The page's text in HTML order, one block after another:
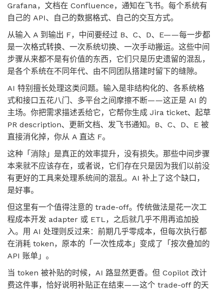
Grafana，文档在 Confluence，通知在飞书。每个系统有
自己的 API、自己的数据格式、自己的交互方式。
从输入 A 到输出 F，中间要经过 B、C、D、E——每一步都
是一次格式转换、一次系统切换、一次手动搬运。这些中间
步骤从来都不是有价值的东西，它们只是历史遗留的混乱，
是各个系统在不同年代、由不同团队搭建时留下的缝隙。
AI 特别擅长处理这类问题。输入是非结构化的、各系统格
式和接口五花八门、多平台之间摩擦不断——这正是 AI 的
主场。你把需求描述丢给它，它帮你生成 Jira ticket、起草
PR description、更新文档、发飞书通知。B、C、D、E 被
直接消化掉，你从 A 直达 F。
这种「消除」是真正的效率提升，没有损失。那些中间步骤
本来就不应该存在，或者说，它们存在只是因为我们以前没
有更好的工具来处理系统间的混乱。AI 补上了这个缺口，
是好事。
但这里有一个值得注意的 trade-off。传统做法是花一次工
程成本开发 adapter 或 ETL，之后就几乎不用再追加投
入。用 AI 处理则反过来：前期几乎零成本，但每次执行都
在消耗 token，原本的「一次性成本」变成了「按次叠加的
API 账单」。
当 token 被补贴的时候，AI 路显然更香。但 Copilot 改计
费这件事，恰好说明补贴正在结束——这个 trade-off 的天